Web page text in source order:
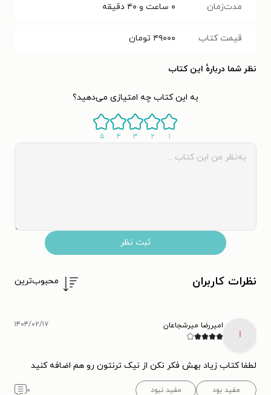
مدت‌زمان ۰ ساعت و ۴۰ دقیقه
قیمت کتاب ۴۹۰۰۰ تومان
نظر شما دربارهٔ این کتاب
به این کتاب چه امتیازی می‌دهید؟
۱ ۲ ۳ ۴ ۵
ثبت نظر
نظرات کاربران محبوب‌ترین
ا
امیررضا میرشجاعان ۱۴۰۴/۰۲/۱۷
لطفا کتاب زیاد بهش فکر نکن از نیک ترنتون رو هم اضافه کنید
مفید بود مفید نبود ۰